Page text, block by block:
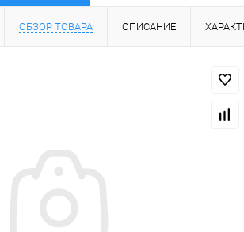
ОБЗОР ТОВАРА ОПИСАНИЕ